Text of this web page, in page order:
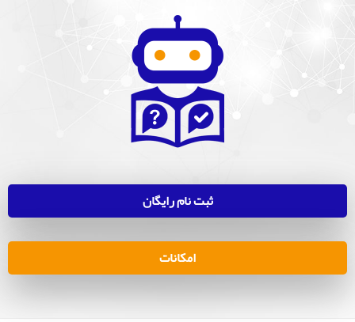
ثبت نام رایگان
امکانات